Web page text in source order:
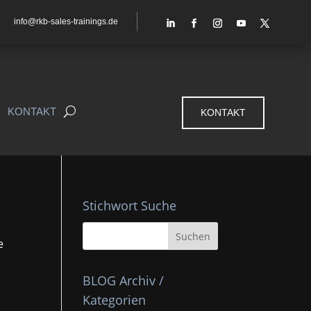
info@rkb-sales-trainings.de
KONTAKT KONTAKT
Stichwort Suche
BLOG Archiv /
Kategorien